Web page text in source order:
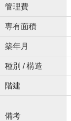
管理費
専有面積
築年月
種別 / 構造
階建
備考